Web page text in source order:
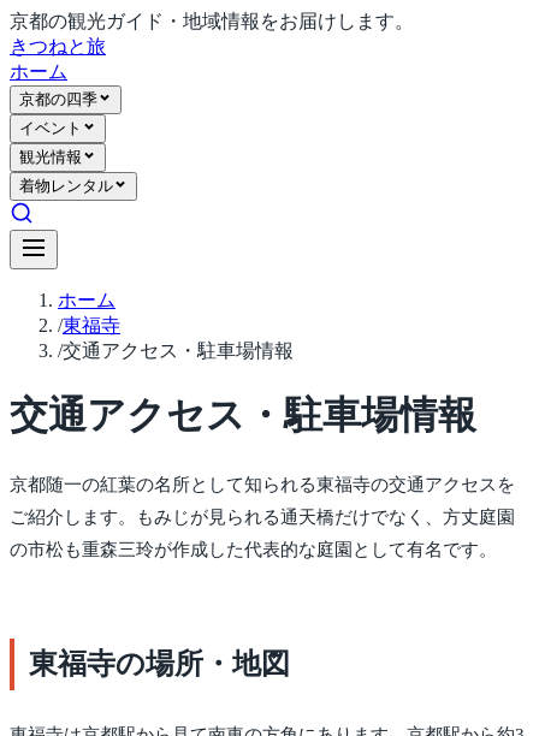
京都の観光ガイド・地域情報をお届けします。
きつねと旅
ホーム
京都の四季
イベント
観光情報
着物レンタル
ホーム
/東福寺
/交通アクセス・駐車場情報
交通アクセス・駐車場情報
京都随一の紅葉の名所として知られる東福寺の交通アクセスを
ご紹介します。もみじが見られる通天橋だけでなく、方丈庭園
の市松も重森三玲が作成した代表的な庭園として有名です。
東福寺の場所・地図